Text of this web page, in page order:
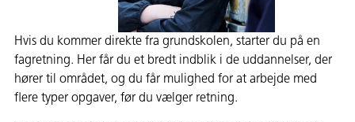
Hvis du kommer direkte fra grundskolen, starter du på en
fagretning. Her får du et bredt indblik i de uddannelser, der
hører til området, og du får mulighed for at arbejde med
flere typer opgaver, før du vælger retning.